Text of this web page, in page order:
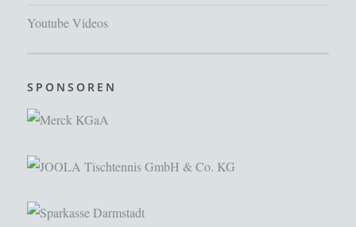
Youtube Videos
SPONSOREN